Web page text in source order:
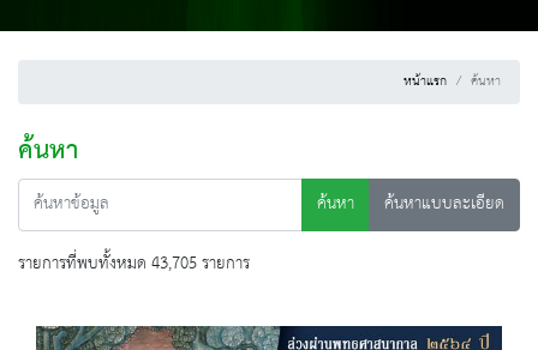
หน้าแรก ค้นหา
ค้นหา
ค้นหา
ค้นหาแบบละเอียด
รายการที่พบทั้งหมด 43,705 รายการ